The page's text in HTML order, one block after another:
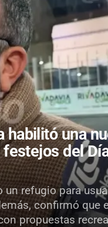
habilitó una
del
refugio para
confirmó que
propuestas